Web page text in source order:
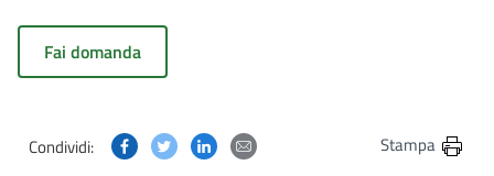
Fai domanda
Condividi: Condividi questa pagina su Facebook
Condividi questa pagina su Twitter
Condividi questa pagina su Linkedin
Condividi questa pagina via
Stampa